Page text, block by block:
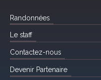
Randonnées
Le staff
Contactez-nous
Devenir Partenaire